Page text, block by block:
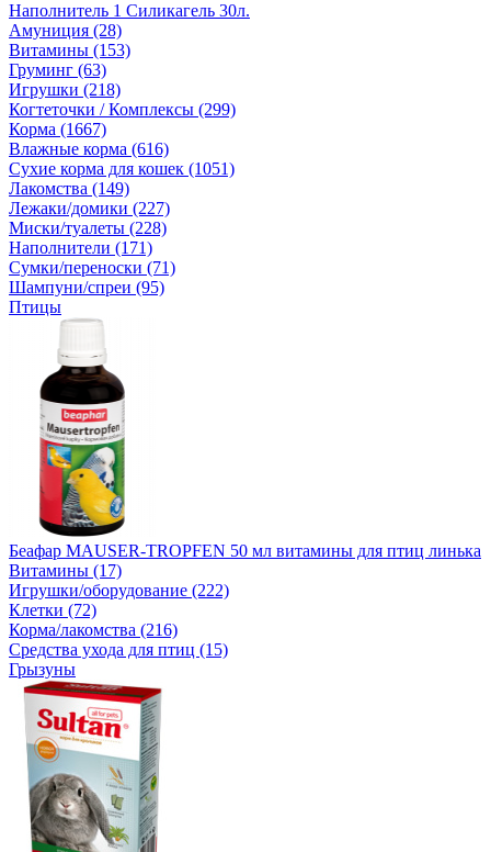
Наполнитель 1 Силикагель 30л.
Амуниция (28)
Витамины (153)
Груминг (63)
Игрушки (218)
Когтеточки / Комплексы (299)
Корма (1667)
Влажные корма (616)
Сухие корма для кошек (1051)
Лакомства (149)
Лежаки/домики (227)
Миски/туалеты (228)
Наполнители (171)
Сумки/переноски (71)
Шампуни/спреи (95)
Птицы
Беафар MAUSER-TROPFEN 50 мл витамины для птиц линька
Витамины (17)
Игрушки/оборудование (222)
Клетки (72)
Корма/лакомства (216)
Средства ухода для птиц (15)
Грызуны